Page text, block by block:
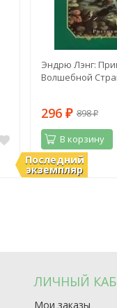
Последний
экземпляр
Эндрю Лэнг:
Волшебной
296 ₽ 898₽
В корзину
В наличии
ЛИЧНЫЙ
Мои заказы